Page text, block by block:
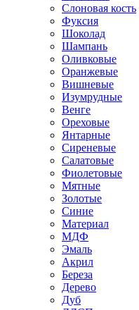
Слоновая кость
Фуксия
Шоколад
Шампань
Оливковые
Оранжевые
Вишневые
Изумрудные
Венге
Ореховые
Янтарные
Сиреневые
Салатовые
Фиолетовые
Мятные
Золотые
Синие
Материал
МДФ
Эмаль
Акрил
Береза
Дерево
Дуб